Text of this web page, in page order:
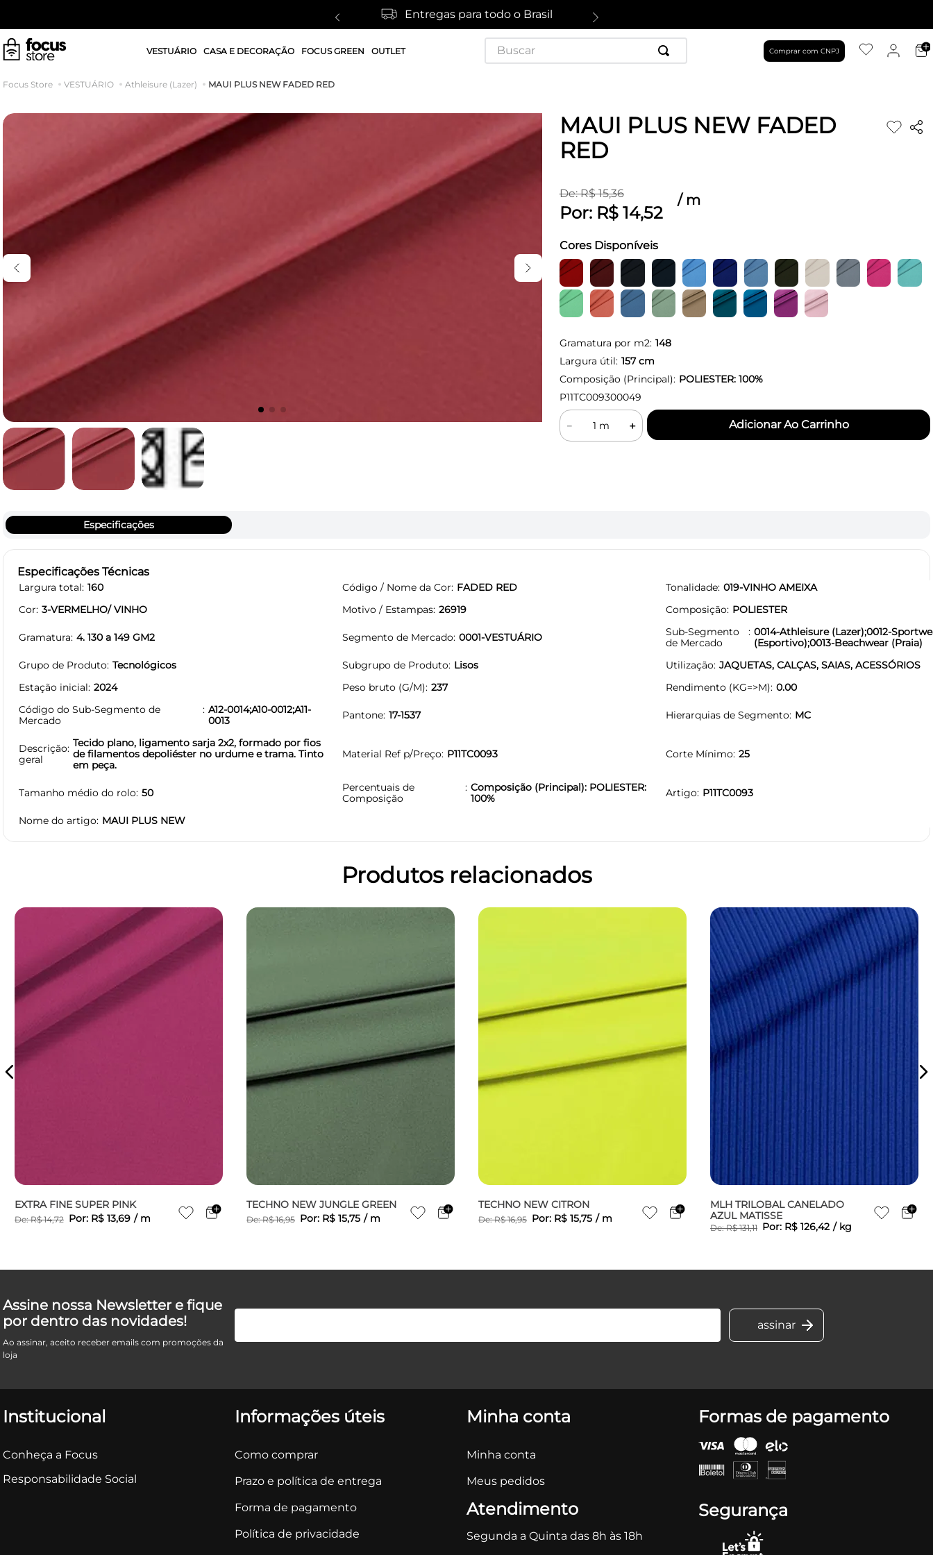
Entregas para todo o Brasil
VESTUÁRIO CASA E DECORAÇÃO FOCUS GREEN OUTLET
Buscar
Comprar com CNPJ
VESTUÁRIO Athleisure (Lazer) MAUI PLUS NEW FADED RED
MAUI PLUS NEW FADED
RED
De:R$ 15,36
Por: R$ 14,52
/ m
Cores Disponíveis
Gramatura por m2: 148
Largura útil: 157cm
Composição (Principal): POLIESTER: 100%
P11TC009300049
＋
－
Especificações
Especificações Técnicas
Largura total 160 Código / Nome da Cor FADED RED Tonalidade 019-VINHO AMEIXA
Cor 3-VERMELHO/ VINHO Motivo / Estampas 26919 Composição POLIESTER
Gramatura 4. 130 a 149 GM2 Segmento de Mercado 0001-VESTUÁRIO
Sub-Segmento
de Mercado
0014-Athleisure (Lazer);0012-
(Esportivo);0013-Beachwear (Praia)
Grupo de Produto Tecnológicos Subgrupo de Produto Lisos Utilização JAQUETAS, CALÇAS, SAIAS, ACESSÓRIOS
Estação inicial 2024 Peso bruto (G/M) 237 Rendimento (KG=>M) 0.00
Código do Sub-Segmento de
Mercado
A12-0014;A10-0012;A11-
0013
Pantone 17-1537 Hierarquias de Segmento MC
Descrição
geral
Tecido plano, ligamento sarja 2x2, formado por fios
de filamentos depoliéster no urdume e trama. Tinto
em peça.
Material Ref p/Preço P11TC0093 Corte Mínimo 25
Tamanho médio do rolo 50
Percentuais de
Composição
Composição (Principal): POLIESTER:
100%
Artigo P11TC0093
Nome do artigo MAUI PLUS NEW
Produtos relacionados
EXTRA FINE SUPER PINK
De:R$ 14,72 Por: R$ 13,69 / m
TECHNO NEW JUNGLE GREEN
De:R$ 16,95 Por: R$ 15,75 / m
TECHNO NEW CITRON
De:R$ 16,95 Por: R$ 15,75 / m
MLH TRILOBAL CANELADO
AZUL MATISSE
De:R$ 131,11 Por: R$ 126,42 / kg
Assine nossa Newsletter e fique
por dentro das novidades!
Ao assinar, aceito receber emails com promoções da
loja
Institucional
Conheça a Focus
Responsabilidade Social
Informações úteis
Como comprar
Prazo e política de entrega
Forma de pagamento
Política de privacidade
Minha conta
Minha conta
Meus pedidos
Atendimento
Segunda a Quinta das 8h às 18h
Formas de pagamento
Segurança